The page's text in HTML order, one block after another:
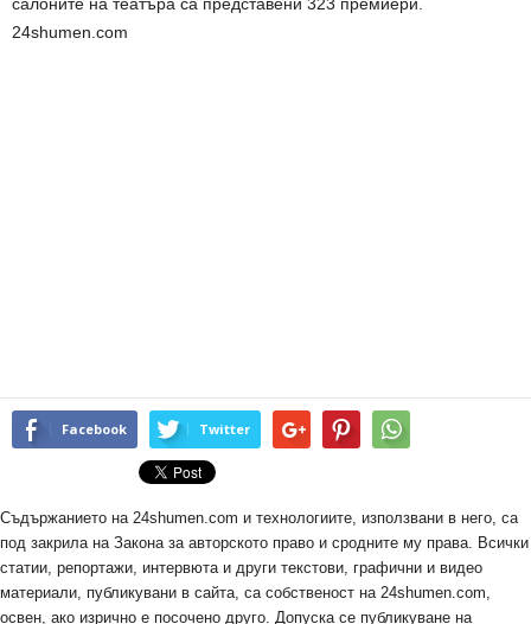
салоните на театъра са представени 323 премиери.
24shumen.com
Facebook Twitter
Съдържанието на 24shumen.com и технологиите, използвани в него, са
под закрила на Закона за авторското право и сродните му права. Всички
статии, репортажи, интервюта и други текстови, графични и видео
материали, публикувани в сайта, са собственост на 24shumen.com,
освен, ако изрично е посочено друго. Допуска се публикуване на